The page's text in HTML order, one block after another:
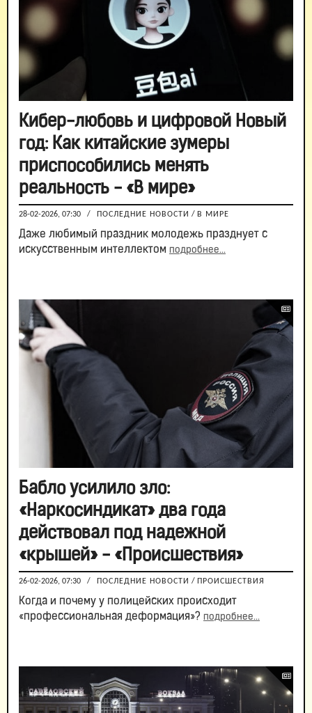
Кибер-любовь и цифровой Новый
год: Как китайские зумеры
приспособились менять
реальность - «В мире»
28-02-2026, 07:30 / ПОСЛЕДНИЕ НОВОСТИ / В МИРЕ
Даже любимый праздник молодежь празднует с
искусственным интеллектом подробнее...
Бабло усилило зло:
«Наркосиндикат» два года
действовал под надежной
«крышей» - «Происшествия»
26-02-2026, 07:30 / ПОСЛЕДНИЕ НОВОСТИ / ПРОИСШЕСТВИЯ
Когда и почему у полицейских происходит
«профессиональная деформация»? подробнее...